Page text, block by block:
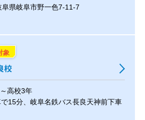
県岐阜市野一色7-11-7
象
校
高校3年
15分、岐阜名鉄バス長良天神前下車